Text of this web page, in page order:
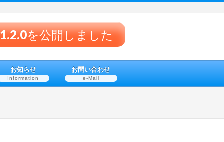
を公開しました
お知らせ
Information
お問い合わせ
e-Mail